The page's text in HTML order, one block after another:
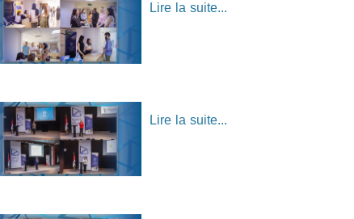
Lire la suite...
Lire la suite...